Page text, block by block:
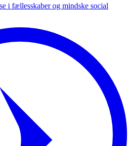
i fællesskaber og mindske social